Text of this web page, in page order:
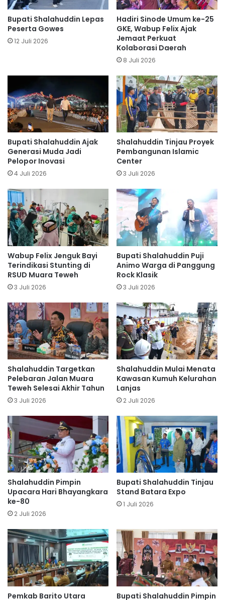
Bupati Shalahuddin Lepas
Peserta Gowes
12 Juli 2026
Hadiri Sinode Umum ke-25
GKE, Wabup Felix Ajak
Jemaat Perkuat
Kolaborasi Daerah
8 Juli 2026
Bupati Shalahuddin Ajak
Generasi Muda Jadi
Pelopor Inovasi
4 Juli 2026
Shalahuddin Tinjau Proyek
Pembangunan Islamic
Center
3 Juli 2026
Wabup Felix Jenguk Bayi
Terindikasi Stunting di
RSUD Muara Teweh
3 Juli 2026
Bupati Shalahuddin Puji
Animo Warga di Panggung
Rock Klasik
3 Juli 2026
Shalahuddin Targetkan
Pelebaran Jalan Muara
Teweh Selesai Akhir Tahun
3 Juli 2026
Shalahuddin Mulai Menata
Kawasan Kumuh Kelurahan
Lanjas
2 Juli 2026
Shalahuddin Pimpin
Upacara Hari Bhayangkara
ke-80
2 Juli 2026
Bupati Shalahuddin Tinjau
Stand Batara Expo
1 Juli 2026
Pemkab Barito Utara Bupati Shalahuddin Pimpin